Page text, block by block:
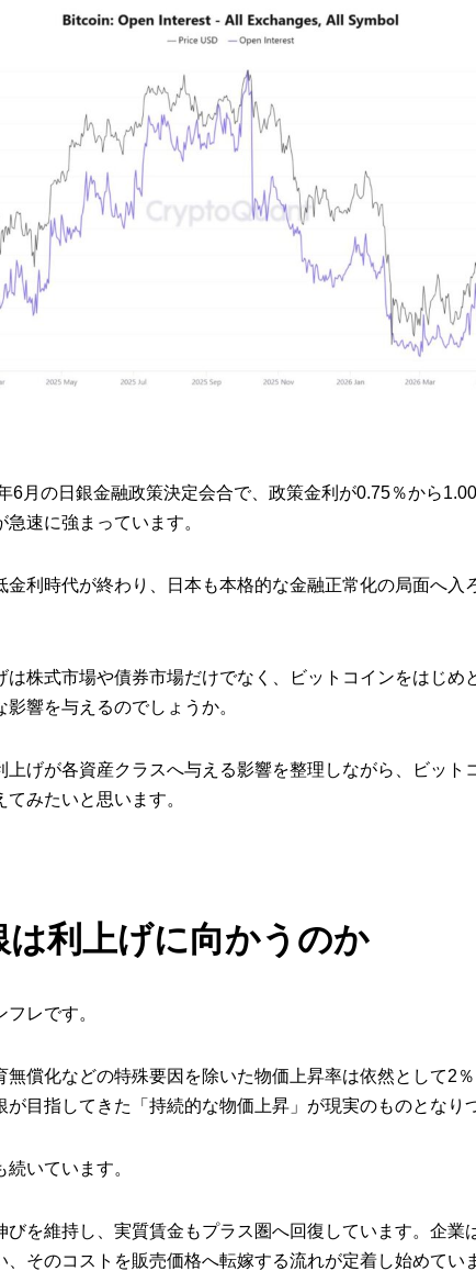
6月の日銀金融政策決定会合で、政策金利が0.75％から
急速に強まっています。
金利時代が終わり、日本も本格的な金融正常化の局面へ入
は株式市場や債券市場だけでなく、ビットコインをはじめ
響を与えるのでしょうか。
上げが各資産クラスへ与える影響を整理しながら、ビット
みたいと思います。
は利上げに向かうのか
レです。
無償化などの特殊要因を除いた物価上昇率は依然として2
が目指してきた「持続的な物価上昇」が現実のものとなり
いています。
びを維持し、実質賃金もプラス圏へ回復しています。企業
、そのコストを販売価格へ転嫁する流れが定着し始めてい